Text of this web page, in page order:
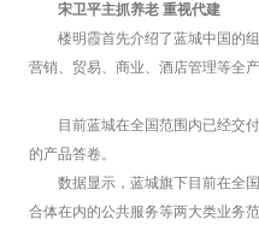
宋卫平主抓养老 重视代建
楼明霞首先介绍了蓝城中国的
营销、贸易、商业、酒店管理等全
目前蓝城在全国范围内已经交
的产品答卷。
数据显示，蓝城旗下目前在全
合体在内的公共服务等两大类业务范